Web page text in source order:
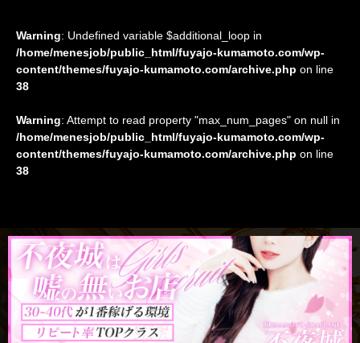
Warning: Undefined variable $additional_loop in
/home/menesjob/public_html/fuyajo-kumamoto.com/wp-
content/themes/fuyajo-kumamoto.com/archive.php on line
38
Warning: Attempt to read property "max_num_pages" on null in
/home/menesjob/public_html/fuyajo-kumamoto.com/wp-
content/themes/fuyajo-kumamoto.com/archive.php on line
38